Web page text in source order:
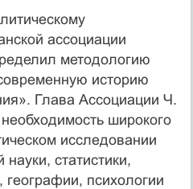
ассоциации
методологию
историю
Глава Ассоциации Ч.
широкого
исследовании
статистики,
географии, психологии